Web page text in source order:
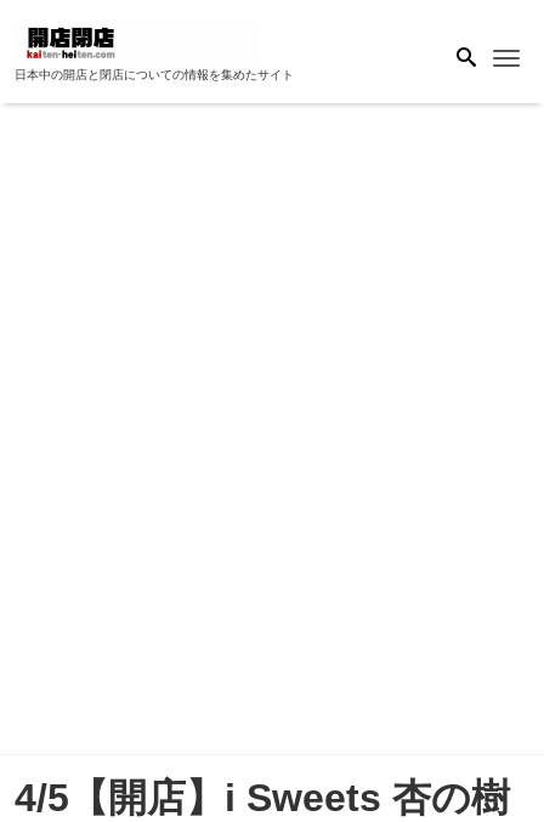
日本中の開店と閉店についての情報を集めたサイト
4/5【開店】i Sweets 杏の樹